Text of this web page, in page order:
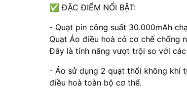
✅ ĐẶC ĐIỂM NỔI BẬT:
- Quạt pin công suất 30.000mAh
Quạt Áo điều hoà có cơ chế chống
Đây là tính năng vượt trội so với
- Áo sử dụng 2 quạt thổi không khí
điều hoà toàn bộ cơ thể.